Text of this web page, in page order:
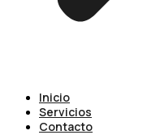
Inicio
Servicios
Contacto